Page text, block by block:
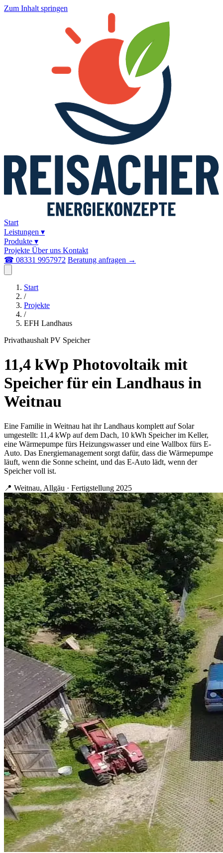
Zum Inhalt springen
Start
Leistungen ▾
Produkte ▾
Projekte Über uns Kontakt
☎ 08331 9957972 Beratung anfragen →
Start
/
Projekte
/
EFH Landhaus
Privathaushalt PV Speicher
11,4 kWp Photovoltaik mit
Speicher für ein Landhaus in
Weitnau
Eine Familie in Weitnau hat ihr Landhaus komplett auf Solar
umgestellt: 11,4 kWp auf dem Dach, 10 kWh Speicher im Keller,
eine Wärmepumpe fürs Heizungswasser und eine Wallbox fürs E-
Auto. Das Energiemanagement sorgt dafür, dass die Wärmepumpe
läuft, wenn die Sonne scheint, und das E-Auto lädt, wenn der
Speicher voll ist.
📍 Weitnau, Allgäu · Fertigstellung 2025